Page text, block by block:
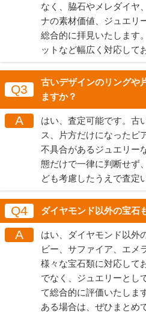
なく、脇石やメレダイヤ
ナの素材価値、ジュエリ
総合的に拝見いたします
ットなど幅広く対応して
Q3
古いデザインのリングや
ますか？
A
はい、査定可能です。古
ス、片方だけになったピ
不具合があるジュエリー
態だけで一律に判断せず
ども考慮したうえで査定
Q4 ダイヤモンド以外の宝石
A
はい、ダイヤモンド以外
ビー、サファイア、エメ
様々な宝石類に対応して
でなく、ジュエリーとし
て総合的に評価いたしま
ある場合は、ぜひまとめ